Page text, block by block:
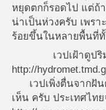
หยุดตกก็รอดไป แต่ถ้
น่าเป็นห่วงครับ เพร
ร้อยขึ้นในหลายพื้นที่
เวปเฝ้าดูปริม
http://
เวปเพิ่งตื่นจากฝัน
เห็น ครับ ประเทศไท